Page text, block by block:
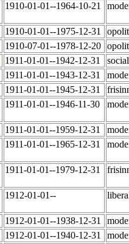
1910-01-01--1964-10-21
1910-01-01--1975-12-31
1910-07-01--1978-12-20
1911-01-01--1942-12-31
1911-01-01--1943-12-31
1911-01-01--1945-12-31
1911-01-01--1946-11-30
1911-01-01--1959-12-31
1911-01-01--1965-12-31
1911-01-01--1979-12-31
1912-01-01--
1912-01-01--1938-12-31
1912-01-01--1940-12-31